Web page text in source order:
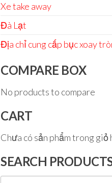
Xe take away
Đà Lạt
Địa chỉ cung cấp bục xoay
COMPARE BOX
No products to compare
CART
Chưa có sản phẩm trong giỏ
SEARCH